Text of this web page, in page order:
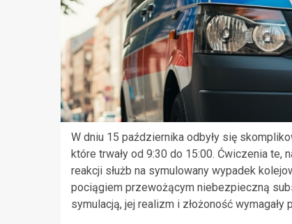
W dniu 15 października odbyły się
które trwały od 9:30 do 15:00. Ćwiczenia te,
reakcji służb na symulowany wypadek
pociągiem przewożącym niebezpieczną
symulacją, jej realizm i złożoność wymagały